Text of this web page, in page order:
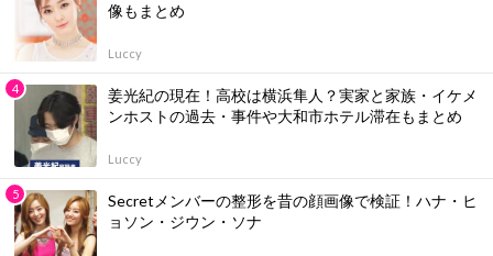
像もまとめ
Luccy
姜光紀の現在！高校は横浜隼人？実家と家族・イケメ
ンホストの過去・事件や大和市ホテル滞在もまとめ
Luccy
Secretメンバーの整形を昔の顔画像で検証！ハナ・ヒ
ョソン・ジウン・ソナ